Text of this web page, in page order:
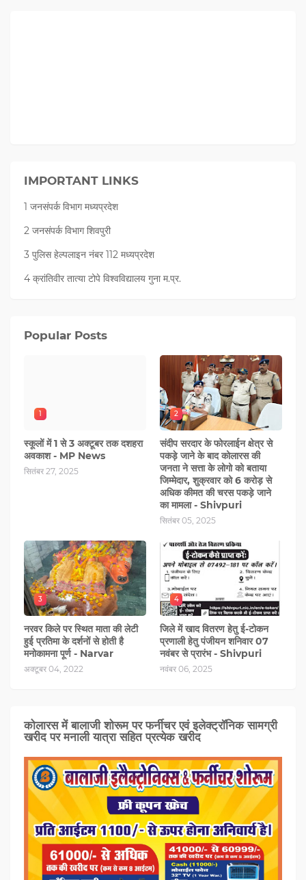
IMPORTANT LINKS
1 जनसंपर्क विभाग मध्यप्रदेश
2 जनसंपर्क विभाग शिवपुरी
3 पुलिस हेल्पलाइन नंबर 112 मध्‍यप्रदेश
4 क्रांतिवीर तात्या टोपे विश्वविद्यालय गुना म.प्र.
Popular Posts
1
स्कूलों में 1 से 3 अक्टूबर तक दशहरा
अवकाश - MP News
सितंबर 27, 2025
2
संदीप सरदार के फोरलाईन क्षेत्र से
पकड़े जाने के बाद कोलारस की
जनता ने सत्ता के लोगो को बताया
जिम्मेदार, शुक्रवार को 6 करोड़ से
अधिक कीमत की चरस पकड़े जाने
का मामला - Shivpuri
सितंबर 05, 2025
3
नरवर किले पर स्थित माता की लेटी
हुई प्रतिमा के दर्शनों से होती है
मनोकामना पूर्ण - Narvar
अक्टूबर 04, 2022
4
जिले में खाद वितरण हेतु ई-टोकन
प्रणाली हेतु पंजीयन शनिवार 07
नवंबर से प्रारंभ - Shivpuri
नवंबर 06, 2025
कोलारस में बालाजी शोरूम पर फर्नीचर एवं इलेक्ट्रॉनिक सामग्री
खरीद पर मनाली यात्रा सहित प्रत्‍येक खरीद